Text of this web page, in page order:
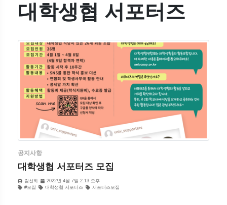
대학생협 서포터즈
공지사항
대학생협 서포터즈 모집
김선화
2022년 4월 7일 2:13 오후
#모집
대학생협 서포터즈 서포터즈모집